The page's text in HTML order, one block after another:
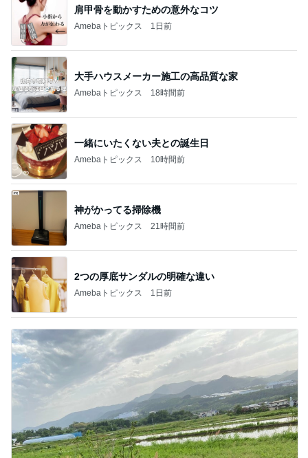
肩甲骨を動かすための意外なコツ
Amebaトピックス 1日前
大手ハウスメーカー施工の高品質な家
Amebaトピックス 18時間前
一緒にいたくない夫との誕生日
Amebaトピックス 10時間前
神がかってる掃除機
Amebaトピックス 21時間前
2つの厚底サンダルの明確な違い
Amebaトピックス 1日前